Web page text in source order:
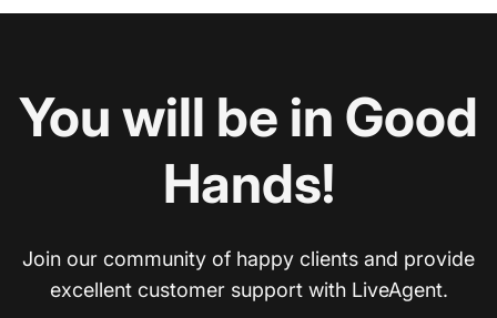
You will be in Good
Hands!
Join our community of happy clients and provide
excellent customer support with LiveAgent.